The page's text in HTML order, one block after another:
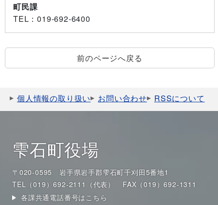
町民課
TEL ：019-692-6400
前のページへ戻る
個人情報の取り扱い お問い合わせ RSSについて
雫石町役場
〒020-0595 岩手県岩手郡雫石町千刈田5番地1
TEL（019）692-2111（代表）
FAX（019）692-1311
各課共通電話番号はこちら